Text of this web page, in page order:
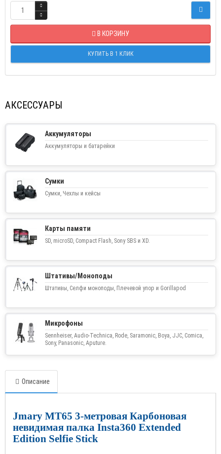
В КОРЗИНУ
КУПИТЬ В 1 КЛИК
АКСЕССУАРЫ
Аккумуляторы
Аккумуляторы и батарейки
Сумки
Сумки, Чехлы и кейсы
Карты памяти
SD, microSD, Compact Flash, Sony SBS и XD.
Штативы/Моноподы
Штативы, Селфи моноподы, Плечевой упор и Gorillapod
Микрофоны
Sennheiser, Audio-Technica, Rode, Saramonic, Boya, JJC, Comica,
Sony, Panasonic, Aputure.
Описание
Jmary MT65 3-метровая Карбоновая
невидимая палка Insta360 Extended
Edition Selfie Stick